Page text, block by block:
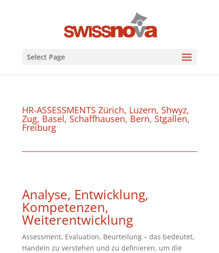
Select Page
HR-ASSESSMENTS Zürich, Luzern, Shwyz,
Zug, Basel, Schaffhausen, Bern, Stgallen,
Freiburg
Analyse, Entwicklung,
Kompetenzen,
Weiterentwicklung
Assessment, Evaluation, Beurteilung – das bedeutet,
Handeln zu verstehen und zu definieren, um die